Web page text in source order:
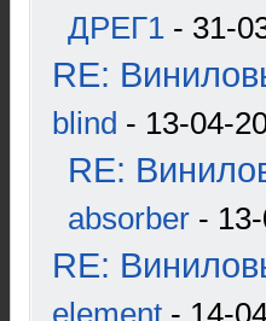
ДРЕГ1 - 31-
RE:
blind - 13-04-
RE:
absorber -
RE:
element - 14-